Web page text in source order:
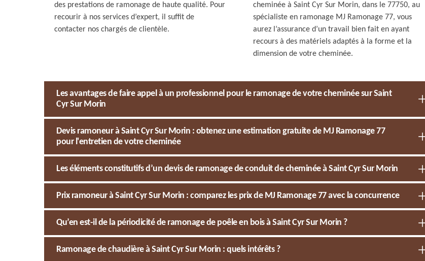
des prestations de ramonage de haute qualité. Pour
recourir à nos services d’expert, il suffit de
contacter nos chargés de clientèle.
cheminée à Saint Cyr Sur Morin, dans le 77750, au
spécialiste en ramonage MJ Ramonage 77, vous
aurez l’assurance d’un travail bien fait en ayant
recours à des matériels adaptés à la forme et la
dimension de votre cheminée.
Les avantages de faire appel à un professionnel pour le ramonage de votre cheminée sur Saint
Cyr Sur Morin
Devis ramoneur à Saint Cyr Sur Morin : obtenez une estimation gratuite de MJ Ramonage 77
pour l'entretien de votre cheminée
Les éléments constitutifs d’un devis de ramonage de conduit de cheminée à Saint Cyr Sur Morin
Prix ramoneur à Saint Cyr Sur Morin : comparez les prix de MJ Ramonage 77 avec la concurrence
Qu’en est-il de la périodicité de ramonage de poêle en bois à Saint Cyr Sur Morin ?
Ramonage de chaudière à Saint Cyr Sur Morin : quels intérêts ?